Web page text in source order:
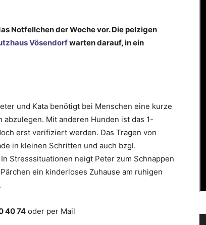
Notfellchen der Woche vor. Die pelzigen
Vösendorfwarten darauf, in ein
und Kata benötigt bei Menschen eine kurze
Mit anderen Hunden ist das 1-
erst verifiziert werden. Das Tragen von
in kleinen Schritten und auch bzgl.
Stresssituationen neigt Peter zum Schnappen
ein kinderloses Zuhause am ruhigen
40 74 oder per Mail